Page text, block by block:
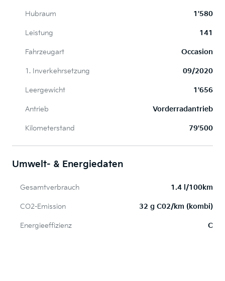
Hubraum 1'580
Leistung 141
Fahrzeugart Occasion
1. Inverkehrsetzung 09/2020
Leergewicht 1'656
Antrieb Vorderradantrieb
Kilometerstand 79'500
Umwelt- & Energiedaten
Gesamtverbrauch 1.4 l/100km
CO2-Emission 32 g C02/km (kombi)
Energieeffizienz C